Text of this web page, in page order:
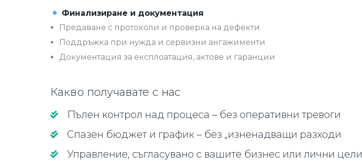
Финализиране и документация
Предаване с протоколи и проверка на дефекти
Поддръжка при нужда и сервизни ангажименти
Документация за експлоатация, актове и гаранции
Какво получавате с нас
Пълен контрол над процеса – без оперативни тревоги
Спазен бюджет и график – без „изненадващи разходи
Управление, съгласувано с вашите бизнес или лични цели